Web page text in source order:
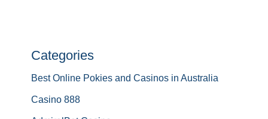
Categories
Best Online Pokies and Casinos in Australia
Casino 888